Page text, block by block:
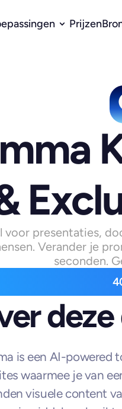
Prijzen
voor presentaties,
Verander je
seconden.
deze
is een AI-powered
waarmee je van
visuele content